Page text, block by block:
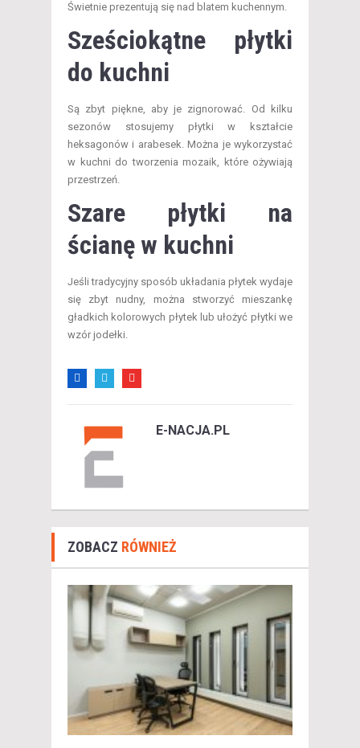
Świetnie prezentują się nad blatem kuchennym.
Sześciokątne płytki
do kuchni
Są zbyt piękne, aby je zignorować. Od kilku
sezonów stosujemy płytki w kształcie
heksagonów i arabesek. Można je wykorzystać
w kuchni do tworzenia mozaik, które ożywiają
przestrzeń.
Szare płytki na
ścianę w kuchni
Jeśli tradycyjny sposób układania płytek wydaje
się zbyt nudny, można stworzyć mieszankę
gładkich kolorowych płytek lub ułożyć płytki we
wzór jodełki.
E-NACJA.PL
ZOBACZ RÓWNIEŻ